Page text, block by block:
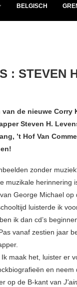
BELGISCH
: STEVEN
de nieuwe Corry
Steven H.
’t Hof Van
zonder
muzikale herinnering
George Michael
luisterde ik
ik dan cd’s
vanaf zestien jaar
maak het, luister er
en neem
op de B-kant van